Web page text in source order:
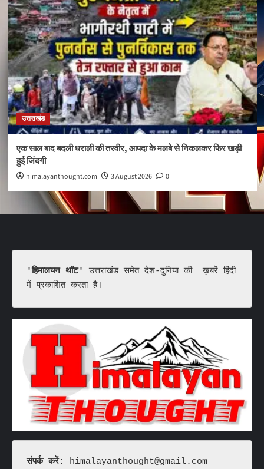
उत्तराखंड
एक साल बाद बदली धराली की तस्वीर, आपदा के मलबे से निकलकर फिर खड़ी
हुई जिंदगी
himalayanthought.com 3 August 2026 0
'हिमालयन थॉट'
उत्तराखंड समेत देश-दुनिया की  ख़बरें हिंदी
में प्रकाशित करता है।
संपर्क करें: himalayanthought@gmail.com